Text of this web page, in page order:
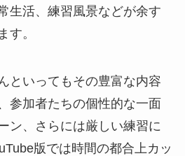
生活、練習風景などが余す
す。
といってもその豊富な内容
参加者たちの個性的な一面
ン、さらには厳しい練習に
版では時間の都合上カッ